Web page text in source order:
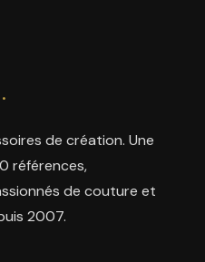
.
de création. Une
références,
de couture et
2007.